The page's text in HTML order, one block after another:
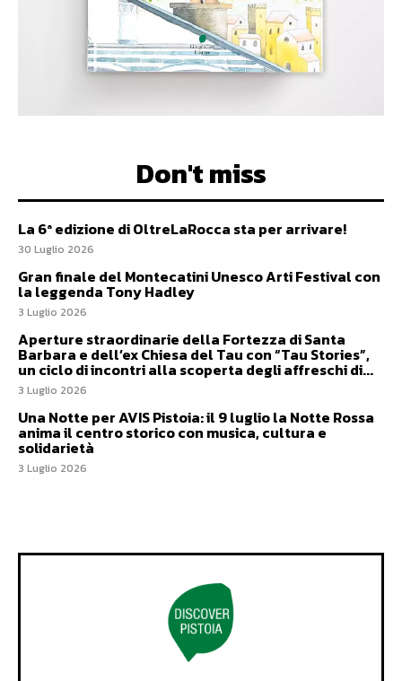
Don't miss
La 6ª edizione di OltreLaRocca sta per arrivare!
30 Luglio 2026
Gran finale del Montecatini Unesco Arti Festival con
la leggenda Tony Hadley
3 Luglio 2026
Aperture straordinarie della Fortezza di Santa
Barbara e dell’ex Chiesa del Tau con “Tau Stories”,
un ciclo di incontri alla scoperta degli affreschi di...
3 Luglio 2026
Una Notte per AVIS Pistoia: il 9 luglio la Notte Rossa
anima il centro storico con musica, cultura e
solidarietà
3 Luglio 2026